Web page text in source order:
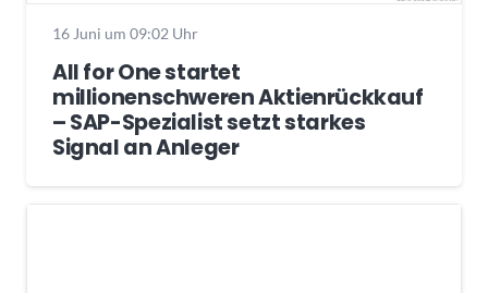
16 Juni um 09:02 Uhr
All for One startet
millionenschweren Aktienrückkauf
– SAP-Spezialist setzt starkes
Signal an Anleger